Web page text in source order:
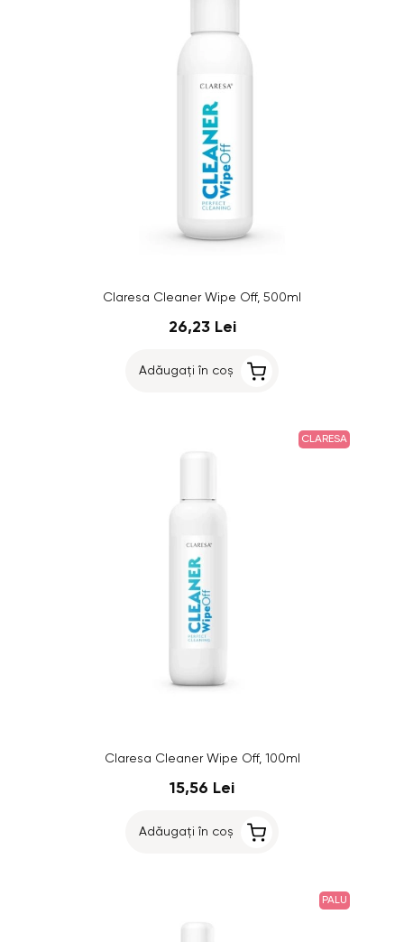
Claresa Cleaner Wipe Off, 500ml
26,23 Lei
Adăugați în coș
CLARESA
Claresa Cleaner Wipe Off, 100ml
15,56 Lei
Adăugați în coș
PALU